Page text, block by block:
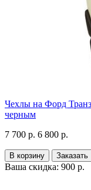
Чехлы на Форд
черным
7 700 р. 6 800 р.
В корзину Заказать
Ваша скидка: 900 р.